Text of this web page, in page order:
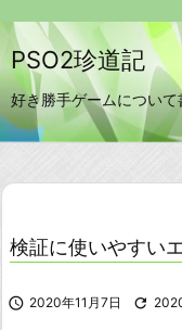
PSO2珍道記
好き勝手ゲームについて
検証に使いやすい
 2020年11月7日 